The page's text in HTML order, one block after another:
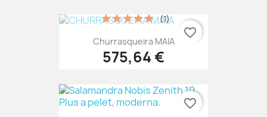
Churrasqueira MAIA
575,64 €
(1)
favorite_border
favorite_border